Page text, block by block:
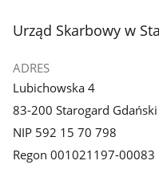
stopka
Urząd Skarbowy w
ADRES
Lubichowska 4
83-200 Starogard Gdański
NIP 592 15 70 798
Regon 001021197-00083